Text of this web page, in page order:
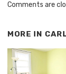
Comments are
MORE IN